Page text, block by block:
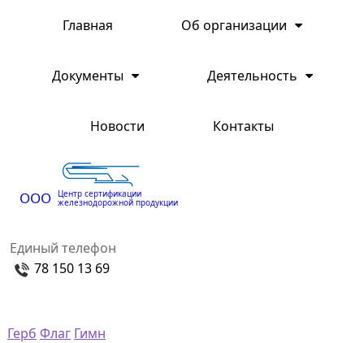
Главная Об организации
Документы Деятельность
Новости Контакты
ООО Центр сертификации
железнодорожной продукции
Единый телефон
78 150 13 69
Герб Флаг Гимн